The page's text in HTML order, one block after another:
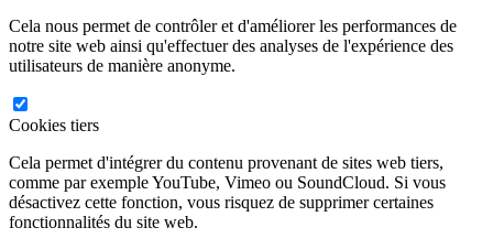
Cela nous permet de contrôler et d'améliorer les performances de
notre site web ainsi qu'effectuer des analyses de l'expérience des
utilisateurs de manière anonyme.
Cookies tiers
Cela permet d'intégrer du contenu provenant de sites web tiers,
comme par exemple YouTube, Vimeo ou SoundCloud. Si vous
désactivez cette fonction, vous risquez de supprimer certaines
fonctionnalités du site web.